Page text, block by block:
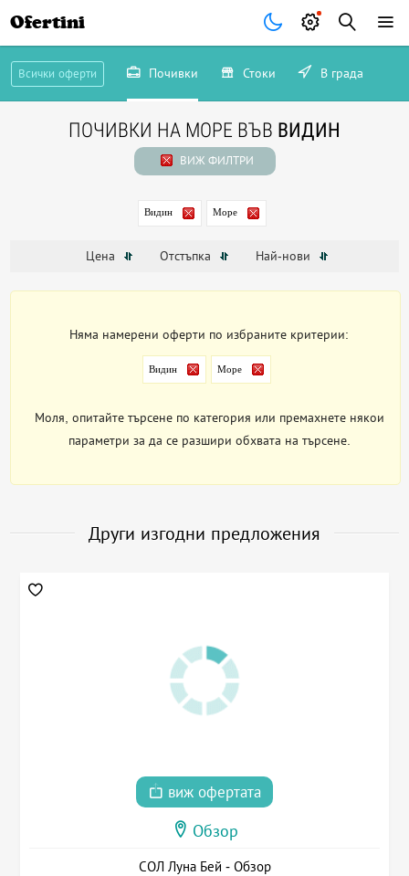
Ofertini
Всички оферти Почивки Стоки В града
ПОЧИВКИ НА МОРЕ ВЪВ ВИДИН
ВИЖ ФИЛТРИ
Видин Море
Цена Отстъпка Най-нови
Няма намерени оферти по избраните критерии:
Видин Море
Моля, опитайте търсене по категория или премахнете някои
параметри за да се разшири обхвата на търсене.
Други изгодни предложения
виж офертата
Обзор
СОЛ Луна Бей - Обзор